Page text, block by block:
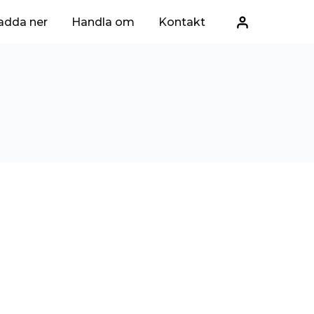
ner Handla om Kontakt